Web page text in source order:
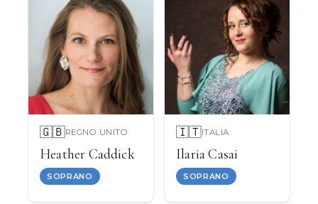
🇬🇧REGNO UNITO
Heather Caddick
SOPRANO
🇮🇹ITALIA
Ilaria Casai
SOPRANO